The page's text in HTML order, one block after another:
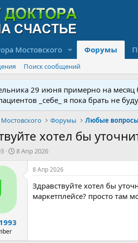
Мостовского Форумы
Поиск сообщений
29 июня примерно на месяц
_себе_ я пока брать не
Форумы Любые
хотел бы
Д
а
ч
л
8 Апр 2026
8 Апр 2026
Здравствуйте хотел бы
маркетплейсе? просто там